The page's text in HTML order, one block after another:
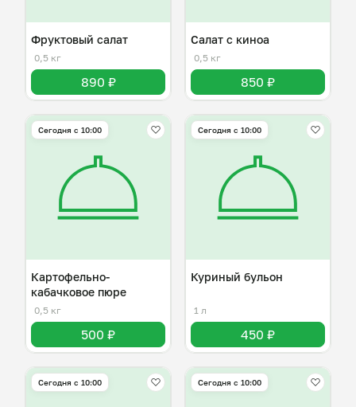
Фруктовый салат
0,5 кг
890 ₽
Салат с киноа
0,5 кг
850 ₽
Сегодня с 10:00
Картофельно-
кабачковое пюре
0,5 кг
500 ₽
Сегодня с 10:00
Куриный бульон
1 л
450 ₽
Сегодня с 10:00 Сегодня с 10:00